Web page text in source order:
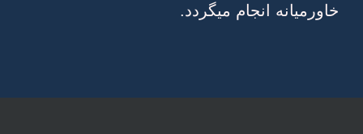
خاورميانه انجام ميگردد.